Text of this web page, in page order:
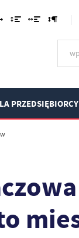
PRZEDSIĘBIORCY